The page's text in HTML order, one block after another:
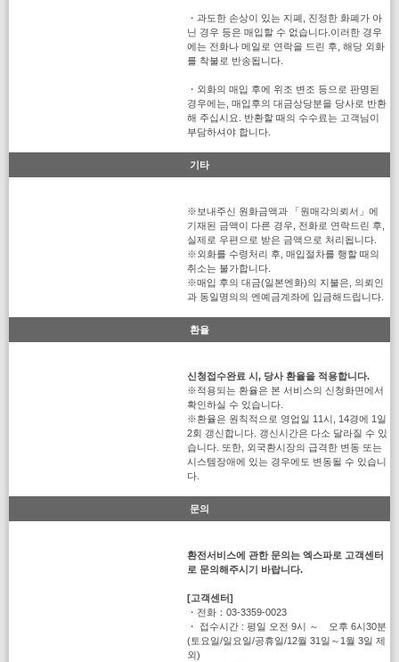
・과도한 손상이 있는 지폐, 진정한 화폐가 아
닌 경우 등은 매입할 수 없습니다.이러한 경우
에는 전화나 메일로 연락을 드린 후, 해당 외화
를 착불로 반송됩니다.
・외화의 매입 후에 위조 변조 등으로 판명된
경우에는, 매입후의 대금상당분을 당사로 반환
해 주십시요. 반환할 때의 수수료는 고객님이
부담하셔야 합니다.
기타
※보내주신 원화금액과 「원매각의뢰서」에
기재된 금액이 다른 경우, 전화로 연락드린 후,
실제로 우편으로 받은 금액으로 처리됩니다.
※외화를 수령처리 후, 매입절차를 행할 때의
취소는 불가합니다.
※매입 후의 대금(일본엔화)의 지불은, 의뢰인
과 동일명의의 엔예금계좌에 입금해드립니다.
환율
신청접수완료 시, 당사 환율을 적용합니다.
※적용되는 환율은 본 서비스의 신청화면에서
확인하실 수 있습니다.
※환율은 원칙적으로 영업일 11시, 14경에 1일
2회 갱신합니다. 갱신시간은 다소 달라질 수 있
습니다. 또한, 외국환시장의 급격한 변동 또는
시스템장애에 있는 경우에도 변동될 수 있습니
다.
문의
환전서비스에 관한 문의는 엑스파로 고객센터
로 문의해주시기 바랍니다.
[고객센터]
・전화：03-3359-0023
・ 접수시간 : 평일 오전 9시 ～ 오후 6시30분
(토요일/일요일/공휴일/12월 31일～1월 3일 제
외)